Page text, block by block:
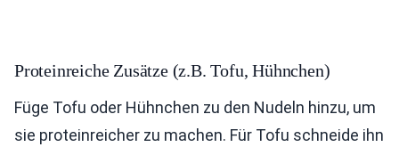
Proteinreiche Zusätze (z.B. Tofu, Hühnchen)
Füge Tofu oder Hühnchen zu den Nudeln hinzu, um
sie proteinreicher zu machen. Für Tofu schneide ihn